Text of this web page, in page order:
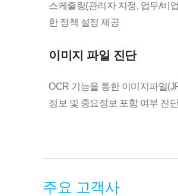
스케줄링(관리자 지정, 업무/비
한 정책 설정 제공
이미지 파일 진단
OCR 기능을 통한 이미지파일
정보 및 중요정보 포함 여부 진
주요 고객사